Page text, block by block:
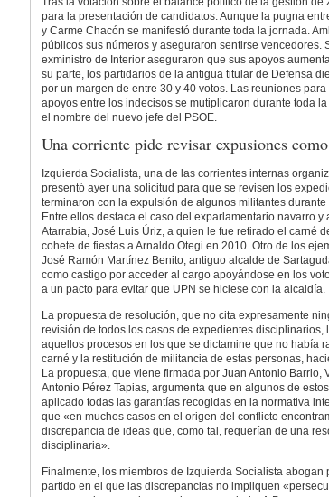
para la presentación de candidatos. Aunque la pugna
y Carme Chacón se manifestó durante toda la jornada.
públicos sus números y aseguraron sentirse vencedores.
exministro de Interior aseguraron que sus apoyos
su parte, los partidarios de la antigua titular de Defensa
por un margen de entre 30 y 40 votos. Las reuniones
apoyos entre los indecisos se mutiplicaron durante toda
el nombre del nuevo jefe del PSOE.
Una corriente pide revisar expusiones
Izquierda Socialista, una de las corrientes internas
presentó ayer una solicitud para que se revisen los
terminaron con la expulsión de algunos militantes
Entre ellos destaca el caso del exparlamentario navarro y
Atarrabia, José Luis Úriz, a quien le fue retirado el carné
cohete de fiestas a Arnaldo Otegi en 2010. Otro de los
José Ramón Martínez Benito, antiguo alcalde de
como castigo por acceder al cargo apoyándose en los
a un pacto para evitar que UPN se hiciese con la alcaldía.
La propuesta de resolución, que no cita expresamente
revisión de todos los casos de expedientes disciplinarios,
aquellos procesos en los que se dictamine que no había
carné y la restitución de militancia de estas personas,
La propuesta, que viene firmada por Juan Antonio Barrio,
Antonio Pérez Tapias, argumenta que en algunos de
aplicado todas las garantías recogidas en la normativa
que «en muchos casos en el origen del conflicto
discrepancia de ideas que, como tal, requerían de una
disciplinaria».
Finalmente, los miembros de Izquierda Socialista abogan
partido en el que las discrepancias no impliquen